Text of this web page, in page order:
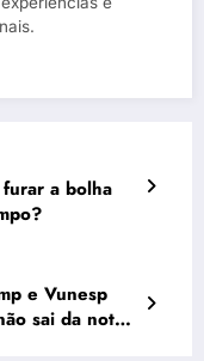
a bolha
e Vunesp
sai da nota